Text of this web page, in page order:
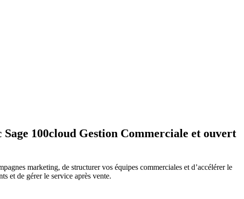
100cloud Gestion Commerciale et ouvert
marketing, de structurer vos équipes commerciales et d’accélérer le
et de gérer le service après vente.